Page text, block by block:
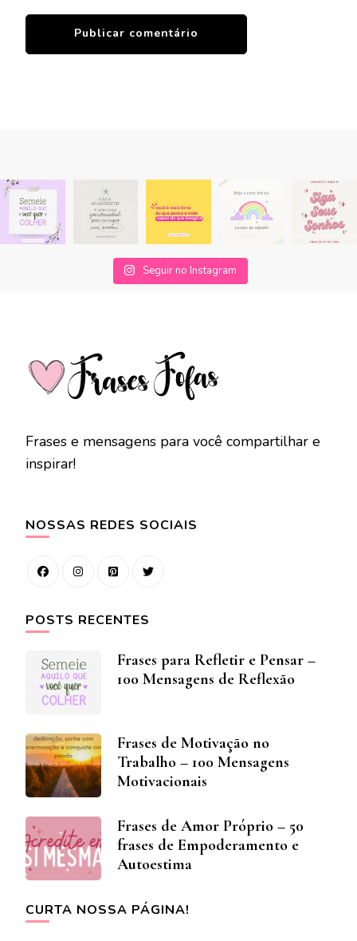
Seguir no Instagram
Frases e mensagens para você compartilhar e
inspirar!
NOSSAS REDES SOCIAIS
POSTS RECENTES
Frases para Refletir e Pensar –
100 Mensagens de Reflexão
Frases de Motivação no
Trabalho – 100 Mensagens
Motivacionais
Frases de Amor Próprio – 50
frases de Empoderamento e
Autoestima
CURTA NOSSA PÁGINA!